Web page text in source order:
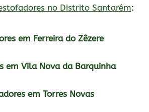
no Distrito Santarém:
em Ferreira do Zêzere
em Vila Nova da Barquinha
em Torres Novas